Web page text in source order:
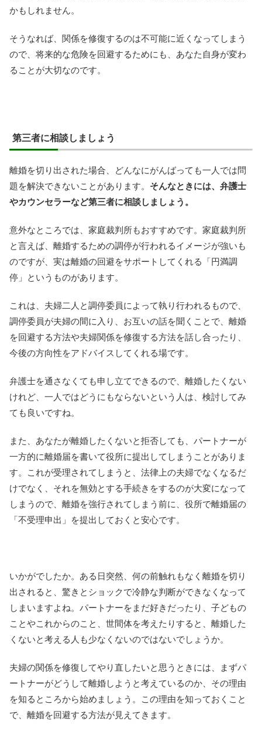
かもしれません。
そうなれば、関係を修復するのは不可能に近くなってしまう
ので、将来的な危険を回避するためにも、あなた自身が変わ
ることが大切なのです。
第三者に相談しましょう
離婚を切り出された場合、どんなにがんばっても一人では問
題を解決できないことがあります。 そんなときには、弁護士
やカウンセラーなど第三者に相談しましょう。
意外なところでは、家庭裁判所もおすすめです。家庭裁判所
と言えば、離婚するための調停が行われるイメージが強いも
のですが、実は離婚の回避をサポートしてくれる「円満調
停」というものがあります。
これは、夫婦二人と調停委員によって執り行われるもので、
調停委員が夫婦の間に入り、お互いの話を聞くことで、離婚
を回避する方法や夫婦関係を修復する方法を話し合ったり、
今後の方向性をアドバイスしてくれる場です。
弁護士を通さなくても申し立てできるので、離婚したくない
けれど、一人ではどうにもならないという人は、検討してみ
ても良いですね。
また、あなたが離婚したくないと拒否しても、パートナーが
一方的に離婚届を書いて役所に提出してしまうことがありま
す。これが受理されてしまうと、法律上の夫婦でなくなるだ
けでなく、それを無効とする手続きをするのが大変になって
しまうので、離婚を強行されてしまう前に、役所で離婚届の
「不受理申出」を提出しておくと安心です。
いかがでしたか。ある日突然、何の前触れもなく離婚を切り
出されると、驚きとショックで冷静な判断ができなくなって
しまいますよね。パートナーをまだ好きだったり、子どもの
ことやこれからのこと、世間体を考えたりすると、離婚した
くないと考える人も少なくないのではないでしょうか。
夫婦の関係を修復してやり直したいと思うときには、まずパ
ートナーがどうして離婚しようと考えているのか、その理由
を知るところから始めましょう。この理由を知っておくこと
で、離婚を回避する方法が見えてきます。